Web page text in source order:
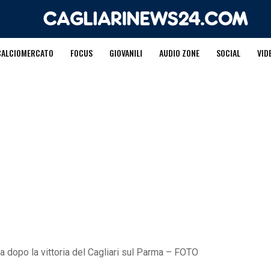
FOCUS GIOVANILI AUDIO ZONE SOCIAL
dopo la vittoria del Cagliari sul Parma – FOTO